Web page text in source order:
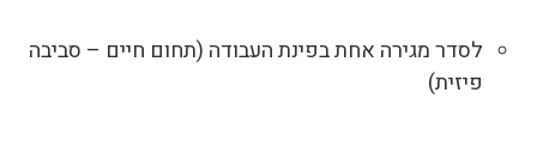
לסדר מגירה אחת בפינת העבודה (תחום חיים – סביבה
פיזית)